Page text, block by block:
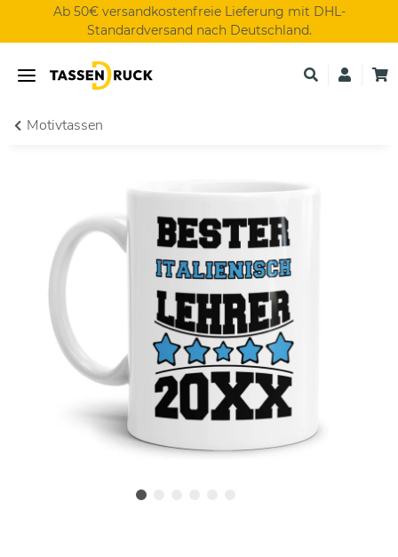
Ab 50€ versandkostenfreie Lieferung mit DHL-
Standardversand nach Deutschland.
Motivtassen